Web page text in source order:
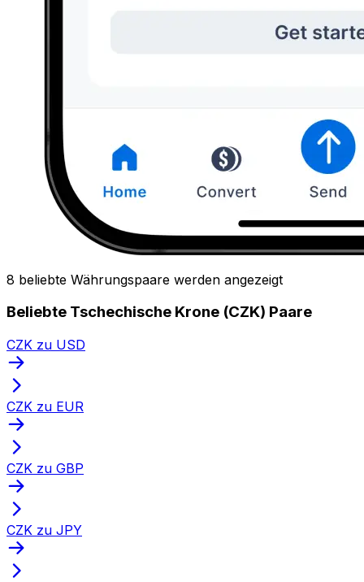
8 beliebte Währungspaare werden angezeigt
Beliebte Tschechische Krone (CZK) Paare
CZK zu USD
CZK zu EUR
CZK zu GBP
CZK zu JPY